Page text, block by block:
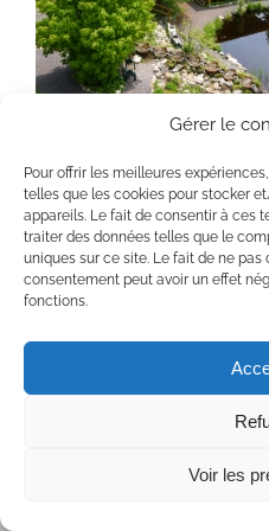
Gérer le
Pour offrir les meilleures
telles que les cookies pour stocker
appareils. Le fait de consentir à ces
traiter des données telles que le
uniques sur ce site. Le fait de ne
consentement peut avoir un effet
fonctions.
Voir les
Copyright 2020 Chaumière Fleur